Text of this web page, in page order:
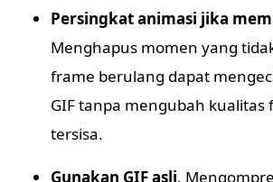
Persingkat animasi jika
Menghapus momen yang
frame berulang dapat
GIF tanpa mengubah kualitas
tersisa.
Gunakan GIF asli.